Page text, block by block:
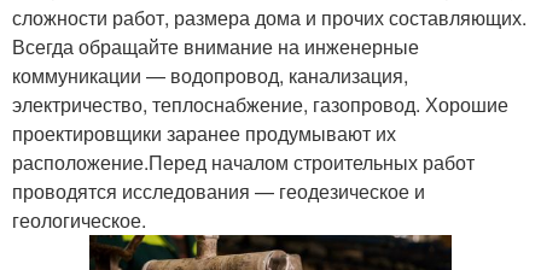
сложности работ, размера дома и прочих составляющих.
Всегда обращайте внимание на инженерные
коммуникации — водопровод, канализация,
электричество, теплоснабжение, газопровод. Хорошие
проектировщики заранее продумывают их
расположение.Перед началом строительных работ
проводятся исследования — геодезическое и
геологическое.